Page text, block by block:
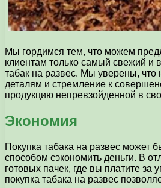
Мы гордимся тем, что можем
клиентам только самый свежий и
табак на развес. Мы уверены,
деталям и стремление к
продукцию непревзойденной в
Экономия
Покупка табака на развес может
способом сэкономить деньги. В
готовых пачек, где вы платите за
покупка табака на развес